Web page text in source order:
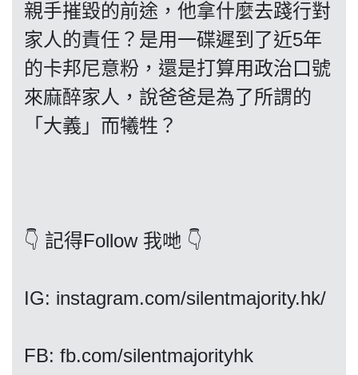
視頻
昔日
系列
關於我們
我們的立場
親手摧毀的前途，他拿什麼去踐行對
家人的責任？是用一碟遲到了近5年
的卡邦尼意粉，還是打算用政治口號
來麻醉家人，說爸爸是為了所謂的
「大義」而犧牲？
👇 記得Follow 我哋 👇
IG: instagram.com/silentmajority.hk/
FB: fb.com/silentmajorityhk